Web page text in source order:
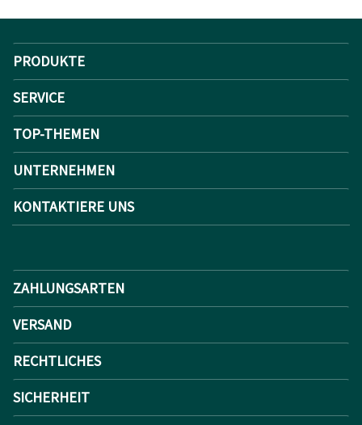
PRODUKTE
SERVICE
TOP-THEMEN
UNTERNEHMEN
KONTAKTIERE UNS
ZAHLUNGSARTEN
VERSAND
RECHTLICHES
SICHERHEIT